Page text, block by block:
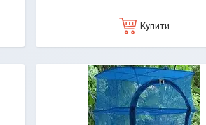
Купити